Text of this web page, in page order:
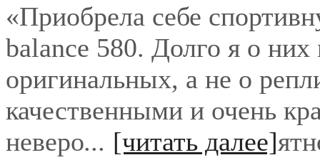
«Приобрела себе
balance 580. Долго я о
оригинальных, а не о
качественными и очень
неверо... [читать далее]